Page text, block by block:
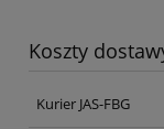
Koszty
Cena nie
Kurier JAS-FBG